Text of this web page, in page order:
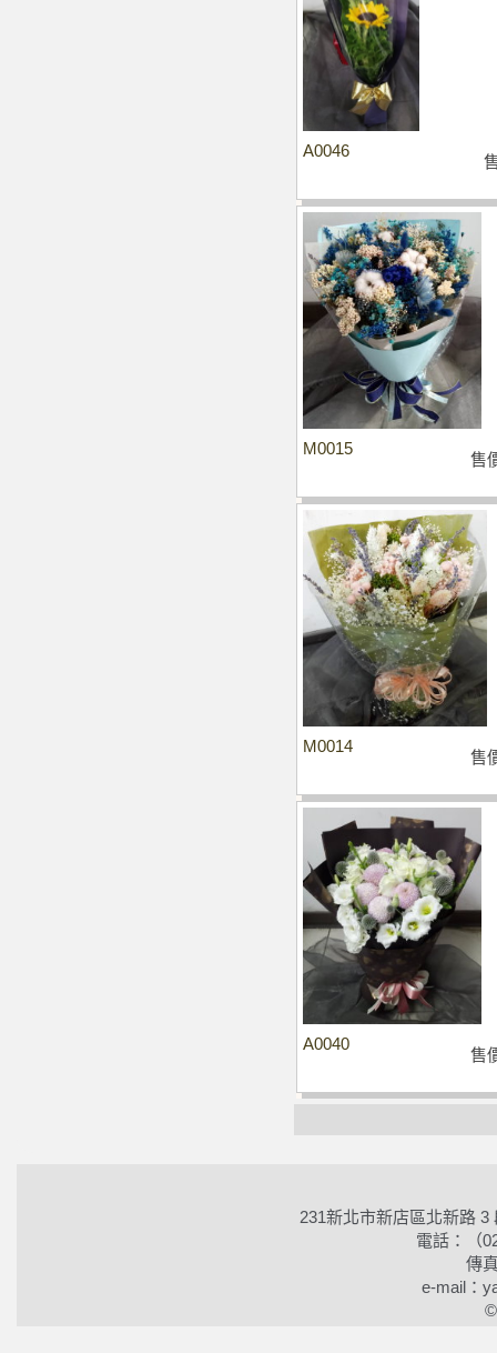
A0046
M0015
售
M0014
售
A0040
售
231新北市新店區北新路
電話：（
傳
e-mail：